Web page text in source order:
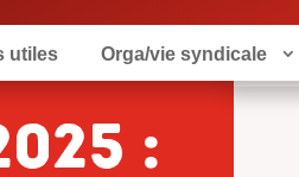
utiles Orga/vie syndicale
: